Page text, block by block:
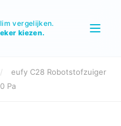
vergelijken.
kiezen.
/
eufy C28 Robotstofzuiger
Pa